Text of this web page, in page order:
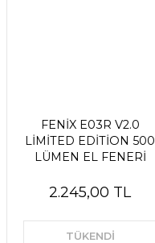
FENİX E03R V2.0
LİMİTED EDİTİON 500
LÜMEN EL FENERİ
2.245,00 TL
TÜKENDİ